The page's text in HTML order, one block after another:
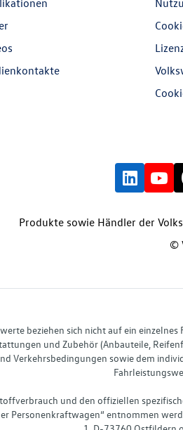
Produkte sowie Händler der
©
beziehen sich nicht auf ein
und Zubehör (Anbauteile,
Verkehrsbedingungen sowie dem
und den offiziellen
Personenkraftwagen“ entnommen